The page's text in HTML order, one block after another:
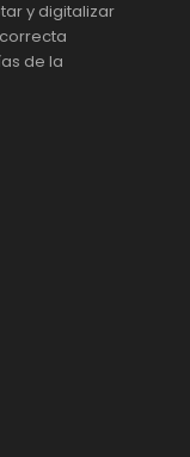
y digitalizar
de la